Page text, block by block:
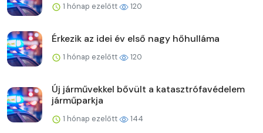
1 hónap ezelőtt 120
Érkezik az idei év első nagy hőhulláma
1 hónap ezelőtt 120
Új járművekkel bővült a katasztrófavédelem
járműparkja
1 hónap ezelőtt 144